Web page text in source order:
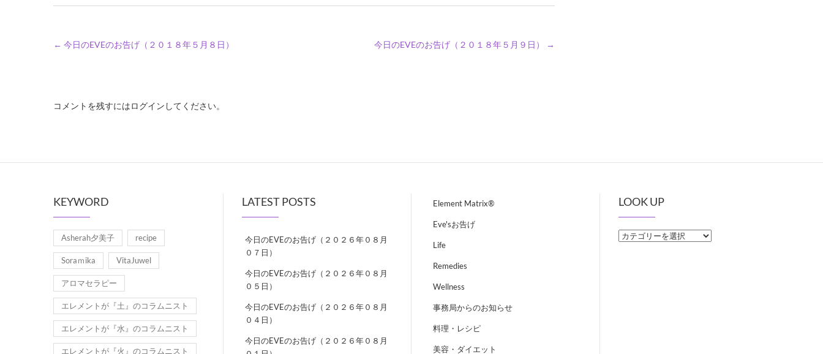
← 今日のEVEのお告げ（２０１８年５月８日） 今日のEVEのお告げ（２０１８年５月９日） →
コメントを残すにはログインしてください。
KEYWORD
Asherah夕美子 recipe
Soraｍika VitaJuwel
アロマセラピー
エレメントが『土』のコラムニスト
エレメントが『水』のコラムニスト
エレメントが『火』のコラムニスト
LATEST POSTS
今日のEVEのお告げ（２０２６年０８月
０７日）
今日のEVEのお告げ（２０２６年０８月
０５日）
今日のEVEのお告げ（２０２６年０８月
０４日）
今日のEVEのお告げ（２０２６年０８月
Element Matrix®
Eve'sお告げ
Life
Remedies
Wellness
事務局からのお知らせ
料理・レシピ
美容・ダイエット
LOOK UP
LOOK